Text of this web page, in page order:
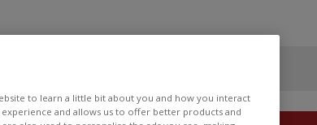
BID ASK
to learn a little bit about you and how you interact
and allows us to offer better products and